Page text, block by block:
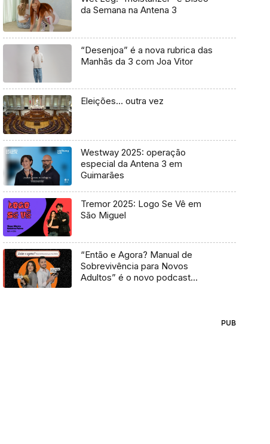
da Semana na Antena 3
“Desenjoa” é a nova rubrica das
Manhãs da 3 com Joa Vitor
Eleições… outra vez
Westway 2025: operação
especial da Antena 3 em
Guimarães
Tremor 2025: Logo Se Vê em
São Miguel
“Então e Agora? Manual de
Sobrevivência para Novos
Adultos” é o novo podcast
PUB